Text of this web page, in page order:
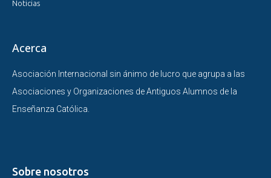
Noticias
Acerca
Asociación Internacional sin ánimo de lucro que agrupa a las
Asociaciones y Organizaciones de Antiguos Alumnos de la
Enseñanza Católica.
Sobre nosotros